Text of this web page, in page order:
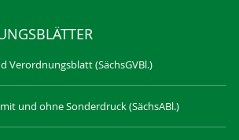
Verordnungsblatt (SächsGVBl.)
und ohne Sonderdruck (SächsABl.)